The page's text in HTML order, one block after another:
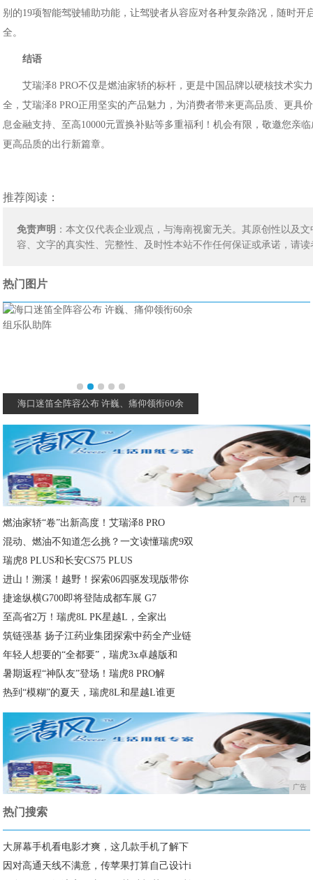
别的19项智能驾驶辅助功能，让驾驶者从容应对各种复杂路况，随时
全。
结语
艾瑞泽8 PRO不仅是燃油家轿的标杆，更是中国品牌以硬核技术
全，艾瑞泽8 PRO正用坚实的产品魅力，为消费者带来更高品质、更具
息金融支持、至高10000元置换补贴等多重福利！机会有限，敬邀您亲
更高品质的出行新篇章。
推荐阅读：
免责声明 ：本文仅代表企业观点，与海南视窗无关。其原创性以及
容、文字的真实性、完整性、及时性本站不作任何保证或承诺，请
热门图片
海口迷笛全阵容公布 许巍、痛仰领衔60余
广告
燃油家轿“卷”出新高度！艾瑞泽8 PRO
混动、燃油不知道怎么挑？一文读懂瑞虎9双
瑞虎8 PLUS和长安CS75 PLUS
进山！溯溪！越野！探索06四驱发现版带你
捷途纵横G700即将登陆成都车展 G7
至高省2万！瑞虎8L PK星越L，全家出
筑链强基 扬子江药业集团探索中药全产业链
年轻人想要的“全都要”，瑞虎3x卓越版和
暑期返程“神队友”登场！瑞虎8 PRO解
热到“模糊”的夏天，瑞虎8L和星越L谁更
广告
热门搜索
大屏幕手机看电影才爽，这几款手机了解下
因对高通天线不满意，传苹果打算自己设计i